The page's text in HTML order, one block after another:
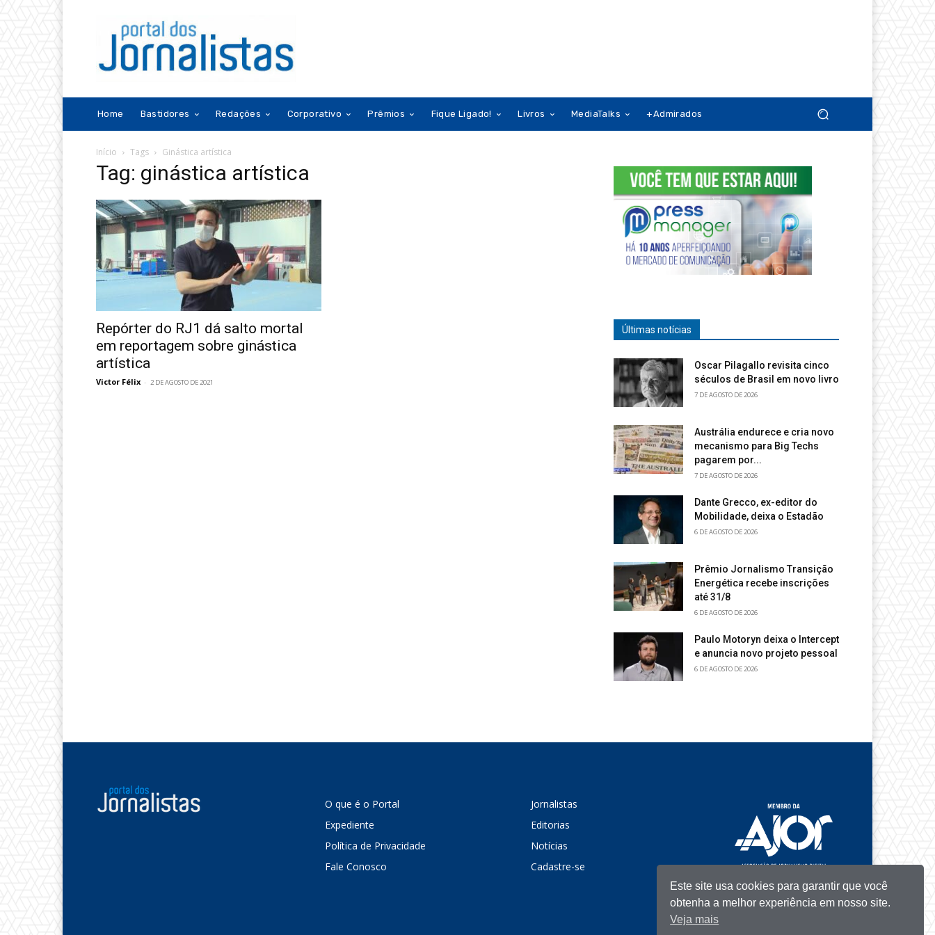
Home Bastidores Redações Corporativo Prêmios Fique Ligado! Livros MediaTalks +Admirados
Início Tags Ginástica artística
Tag: ginástica artística
Repórter do RJ1 dá salto mortal
em reportagem sobre ginástica
artística
Victor Félix - 2 DE AGOSTO DE 2021
Últimas notícias
Oscar Pilagallo revisita cinco
séculos de Brasil em novo livro
7 DE AGOSTO DE 2026
Austrália endurece e cria novo
mecanismo para Big Techs
pagarem por...
7 DE AGOSTO DE 2026
Dante Grecco, ex-editor do
Mobilidade, deixa o Estadão
6 DE AGOSTO DE 2026
Prêmio Jornalismo Transição
Energética recebe inscrições
até 31/8
6 DE AGOSTO DE 2026
Paulo Motoryn deixa o Intercept
e anuncia novo projeto pessoal
6 DE AGOSTO DE 2026
O que é o Portal
Expediente
Política de Privacidade
Fale Conosco
Jornalistas
Editorias
Notícias
Cadastre-se
Este site usa cookies para garantir que você
obtenha a melhor experiência em nosso site.
Veja mais